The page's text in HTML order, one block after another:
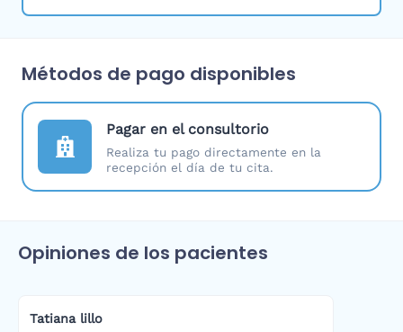
Métodos de pago disponibles
Pagar en el consultorio
Realiza tu pago directamente en la
recepción el día de tu cita.
Opiniones de los pacientes
Tatiana lillo